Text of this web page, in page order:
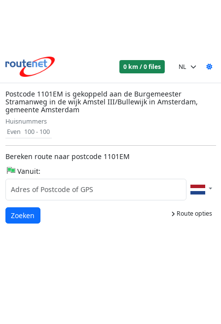
0 km / 0 files
Postcode 1101EM is gekoppeld aan de Burgemeester
Stramanweg in de wijk Amstel III/Bullewijk in Amsterdam,
gemeente Amsterdam
Huisnummers
Even 100 - 100
Bereken route naar postcode 1101EM
Vanuit:
Route opties
Laden...
Zoeken